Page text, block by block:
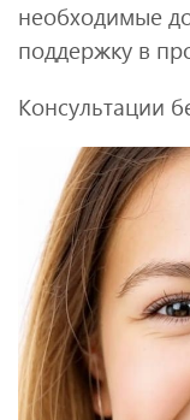
необходимые
поддержку в
Консультации